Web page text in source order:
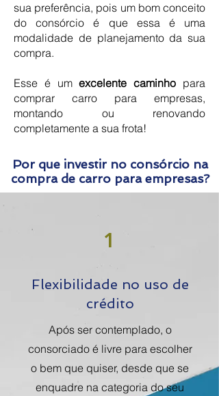
sua preferência, pois um bom conceito
do consórcio é que essa é uma
modalidade de planejamento da sua
compra.
Esse é umexcelente caminho para
comprar carro para empresas,
montando ou renovando
completamente a sua frota!
Por que investir no consórcio na
compra de carro para empresas?
1
Flexibilidade no uso de
crédito
Após ser contemplado, o
consorciado é livre para escolher
o bem que quiser, desde que se
enquadre na categoria do seu